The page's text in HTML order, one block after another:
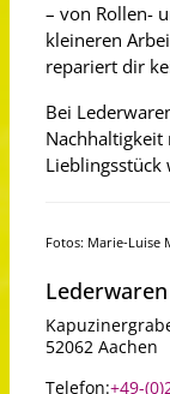
– von Rollen-
kleineren
repariert dir
Bei
Nachhaltigkeit
Lieblingsstück
Fotos: Marie-Luise
52062 Aachen
Telefon:+49-